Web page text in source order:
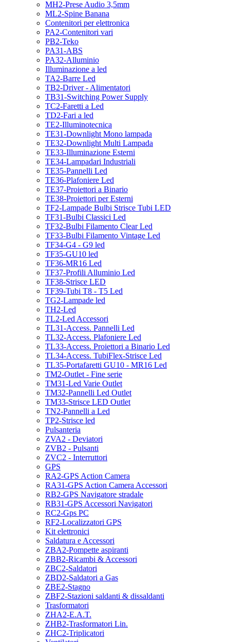
MH2-Prese Audio 3,5mm
ML2-Spine Banana
Contenitori per elettronica
PA2-Contenitori vari
PB2-Teko
PA31-ABS
PA32-Alluminio
Illuminazione a led
TA2-Barre Led
TB2-Driver - Alimentatori
TB31-Switching Power Supply
TC2-Faretti a Led
TD2-Fari a led
TE2-Illuminotecnica
TE31-Downlight Mono lampada
TE32-Downlight Multi Lampada
TE33-Illuminazione Esterni
TE34-Lampadari Industriali
TE35-Pannelli Led
TE36-Plafoniere Led
TE37-Proiettori a Binario
TE38-Proiettori per Esterni
TF2-Lampade Bulbi Strisce Tubi LED
TF31-Bulbi Classici Led
TF32-Bulbi Filamento Clear Led
TF33-Bulbi Filamento Vintage Led
TF34-G4 - G9 led
TF35-GU10 led
TF36-MR16 Led
TF37-Profili Alluminio Led
TF38-Strisce LED
TF39-Tubi T8 - T5 Led
TG2-Lampade led
TH2-Led
TL2-Led Accessori
TL31-Access. Pannelli Led
TL32-Access. Plafoniere Led
TL33-Access. Proiettori a Binario Led
TL34-Access. TubiFlex-Strisce Led
TL35-Portafaretti GU10 - MR16 Led
TM2-Outlet - Fine serie
TM31-Led Varie Outlet
TM32-Pannelli Led Outlet
TM33-Strisce LED Outlet
TN2-Pannelli a Led
TP2-Strisce led
Pulsanteria
ZVA2 - Deviatori
ZVB2 - Pulsanti
ZVC2 - Interruttori
GPS
RA2-GPS Action Camera
RA31-GPS Action Camera Accessori
RB2-GPS Navigatore stradale
RB31-GPS Accessori Navigatori
RC2-Gps PC
RF2-Localizzatori GPS
Kit elettronici
Saldatura e Accessori
ZBA2-Pompette aspiranti
ZBB2-Ricambi & Accessori
ZBC2-Saldatori
ZBD2-Saldatori a Gas
ZBE2-Stagno
ZBF2-Stazioni saldanti & dissaldanti
Trasformatori
ZHA2-E.A.T.
ZHB2-Trasformatori Lin.
ZHC2-Triplicatori